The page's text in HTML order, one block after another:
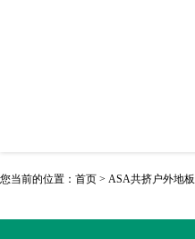
您当前的位置： 首页 > ASA共挤户外地板